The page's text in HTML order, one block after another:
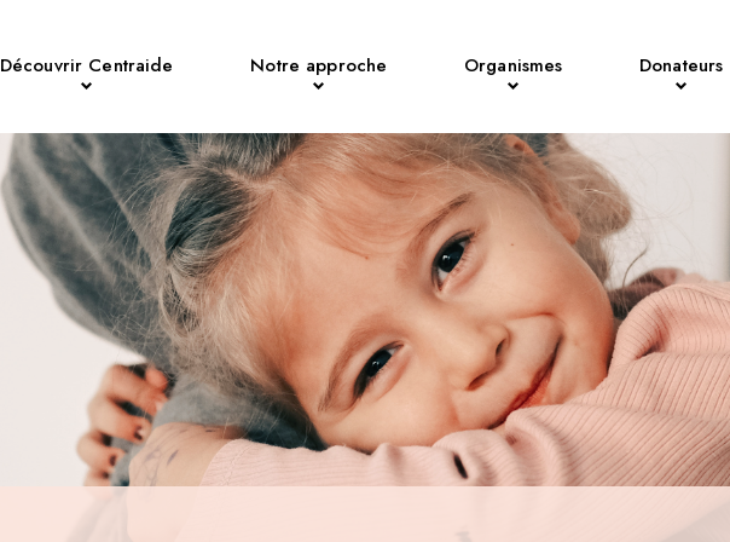
Découvrir Centraide Notre approche Organismes Donateurs